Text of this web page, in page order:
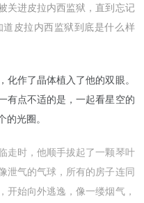
关进皮拉内西监狱，直到忘记
皮拉内西监狱到底是什么样
作了晶体植入了他的双眼。
有点不适的是，一起看星空的
光圈。
走时，他顺手拔起了一颗琴叶
泄气的气球，所有的房子连同
开始向外逃逸，像一缕烟气，